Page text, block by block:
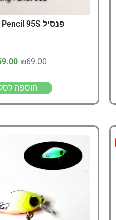
פנסיל Sinking Pencil 95S
₪69.00
הוספה